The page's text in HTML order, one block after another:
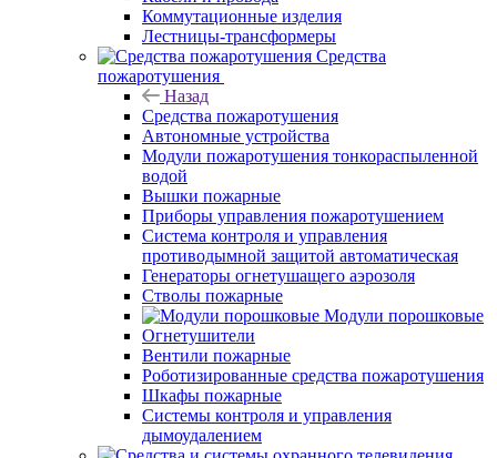
Коммутационные изделия
Лестницы-трансформеры
Средства
пожаротушения
Назад
Средства пожаротушения
Автономные устройства
Модули пожаротушения тонкораспыленной
водой
Вышки пожарные
Приборы управления пожаротушением
Система контроля и управления
противодымной защитой автоматическая
Генераторы огнетушащего аэрозоля
Стволы пожарные
Модули порошковые
Огнетушители
Вентили пожарные
Роботизированные средства пожаротушения
Шкафы пожарные
Системы контроля и управления
дымоудалением